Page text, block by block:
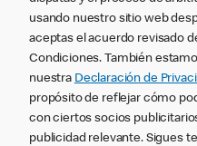
usando nuestro sitio web
aceptas el acuerdo revisado
Condiciones. También
nuestra Declaración de
propósito de reflejar cómo
con ciertos socios
publicidad relevante. Sigues